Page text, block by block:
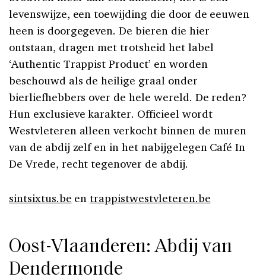
levenswijze, een toewijding die door de eeuwen
heen is doorgegeven. De bieren die hier
ontstaan, dragen met trotsheid het label
‘Authentic Trappist Product’ en worden
beschouwd als de heilige graal onder
bierliefhebbers over de hele wereld. De reden?
Hun exclusieve karakter. Officieel wordt
Westvleteren alleen verkocht binnen de muren
van de abdij zelf en in het nabijgelegen Café In
De Vrede, recht tegenover de abdij.
sintsixtus.be entrappistwestvleteren.be
Oost-Vlaanderen: Abdij van
Dendermonde